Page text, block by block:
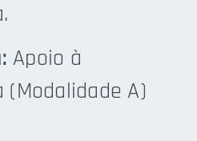
Apoio à
(Modalidade A)